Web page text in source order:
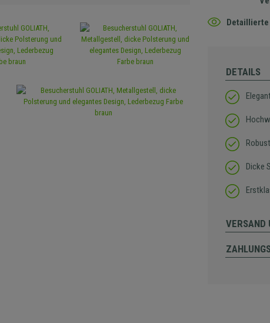
Detaillierte
DETAILS
Dicke
VERSAND